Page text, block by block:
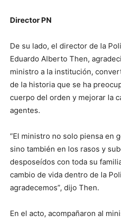
Director PN
De su lado, el director de la
Eduardo Alberto Then,
ministro a la institución,
de la historia que se ha
cuerpo del orden y mejorar la
agentes.
“El ministro no solo piensa en
sino también en los rasos y
desposeídos con toda su
cambio de vida dentro de la
agradecemos”, dijo Then.
En el acto, acompañaron al